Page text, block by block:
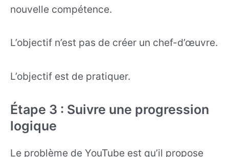
nouvelle compétence.
L’objectif n’est pas de créer un chef-d’œuvre.
L’objectif est de pratiquer.
Étape 3 : Suivre une progression
logique
Le problème de YouTube est qu’il propose